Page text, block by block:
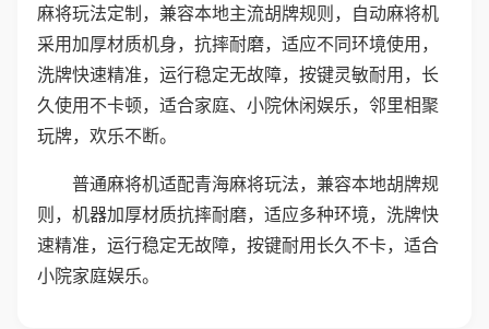
麻将玩法定制，兼容本地主流胡牌规则，自动麻将机
采用加厚材质机身，抗摔耐磨，适应不同环境使用，
洗牌快速精准，运行稳定无故障，按键灵敏耐用，长
久使用不卡顿，适合家庭、小院休闲娱乐，邻里相聚
玩牌，欢乐不断。
普通麻将机适配青海麻将玩法，兼容本地胡牌规
则，机器加厚材质抗摔耐磨，适应多种环境，洗牌快
速精准，运行稳定无故障，按键耐用长久不卡，适合
小院家庭娱乐。